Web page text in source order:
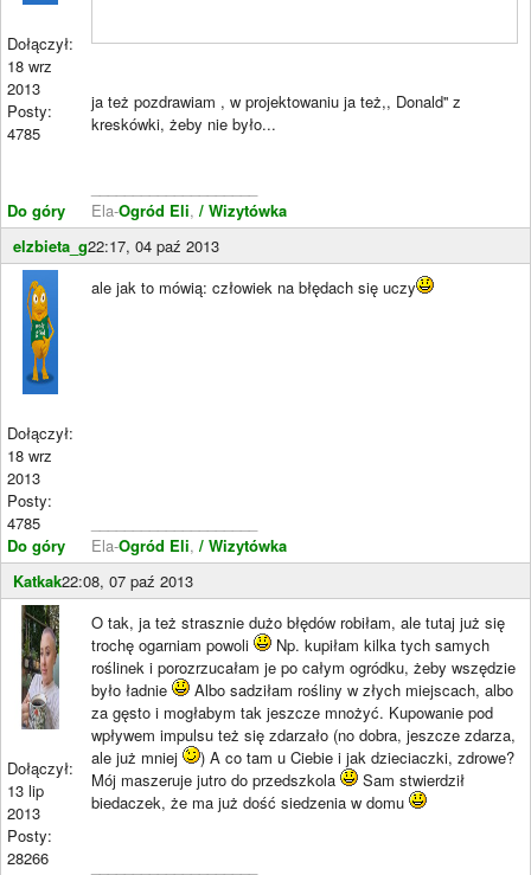
Dołączył:
18 wrz
2013
Posty:
4785
Do góry
ja też pozdrawiam , w projektowaniu ja też,, Donald'' z
kreskówki, żeby nie było...
Ela-Ogród Eli, / Wizytówka
elzbieta_g22:17, 04 paź 2013
Dołączył:
18 wrz
2013
Posty:
4785
Do góry
ale jak to mówią: człowiek na błędach się uczy
Ela-Ogród Eli, / Wizytówka
Katkak22:08, 07 paź 2013
Dołączył:
13 lip
2013
Posty:
28266
O tak, ja też strasznie dużo błędów robiłam, ale tutaj już się
trochę ogarniam powoli
Np. kupiłam kilka tych samych
roślinek i porozrzucałam je po całym ogródku, żeby wszędzie
było ładnie
Albo sadziłam rośliny w złych miejscach, albo
za gęsto i mogłabym tak jeszcze mnożyć. Kupowanie pod
wpływem impulsu też się zdarzało (no dobra, jeszcze zdarza,
ale już mniej
) A co tam u Ciebie i jak dzieciaczki, zdrowe?
Mój maszeruje jutro do przedszkola
Sam stwierdził
biedaczek, że ma już dość siedzenia w domu